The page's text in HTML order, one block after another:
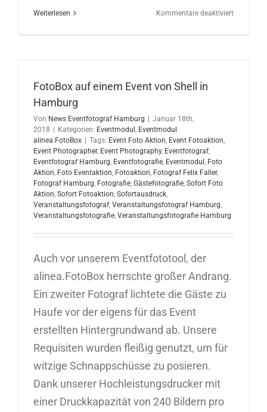
Weiterlesen Kommentare deaktiviertfür
FotoBox auf einem Event von Shell in
Hamburg
Von News Eventfotograf Hamburg
Januar 18th,
2018
Kategorien: Eventmodul , Eventmodul
alinea.FotoBox
Tags: Event Foto Aktion, Event Fotoaktion,
Event Photographer, Event Photography, Eventfotograf,
Eventfotograf Hamburg, Eventfotografie, Eventmodul , Foto
Aktion, Foto Eventaktion, Fotoaktion, Fotograf Felix Faller,
Fotograf Hamburg, Fotografie, Gästefotografie, Sofort Foto
Aktion, Sofort Fotoaktion, Sofortausdruck,
Veranstaltungsfotograf, Veranstaltungsfotograf Hamburg,
Veranstaltungsfotografie, Veranstaltungsfotografie Hamburg
Auch vor unserem Eventfototool, der
alinea.FotoBox herrschte großer Andrang.
Ein zweiter Fotograf lichtete die Gäste zu
Haufe vor der eigens für das Event
erstellten Hintergrundwand ab. Unsere
Requisiten wurden fleißig genutzt, um für
witzige Schnappschüsse zu posieren.
Dank unserer Hochleistungsdrucker mit
einer Druckkapazität von 240 Bildern pro